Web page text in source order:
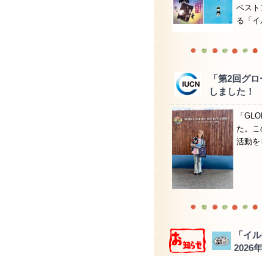
ベスト
る「
「第2回グ
しました！
「
た。
活動を
「イ
2026